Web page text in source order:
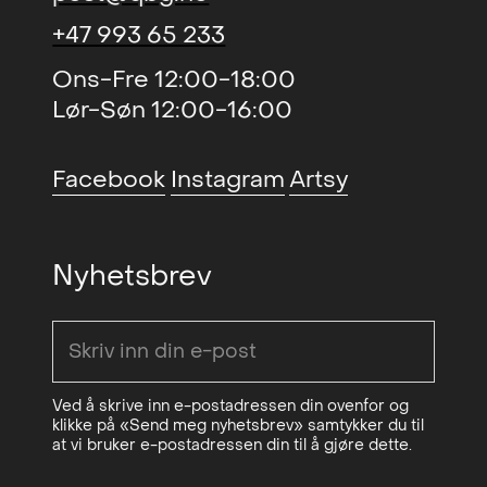
(solo), Trondheim
Kunstmuseum, NO
(solo), Galerie Vieille du Temple,
(solo), Kunstnernes Hus, Oslo,
France
(solo), Hennie Onstad
Kunstsenter, NO
1974
(solo), Nasjonalgalleriet, Oslo,
NO
1972
Contemporary Art Projects,
New Sentiments (solo), Michael
THE ART - Freedom and
boundaries (gruppe), Galleri
Cold Reading (solo)
(duo), Galleri K
Fresh Paint (gruppe),
Stenersenmuseet
2012
Laying the ghost (duo), Rod
2012
+47 993 65 233
Ons-Fre 12:00-18:00
Lør-Søn 12:00-16:00
Facebook InstagramArtsy
Nyhetsbrev
Ved å skrive inn e-postadressen din ovenfor og
klikke på «Send meg nyhetsbrev» samtykker du til
at vi bruker e-postadressen din til å gjøre dette.